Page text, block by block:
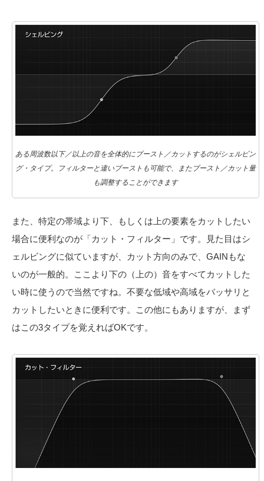
ある周波数以下／以上の音を全体的にブースト／カットするのがシェルビン
グ・タイプ。フィルターと違いブーストも可能で、またブースト／カット量
も調整することができます
また、特定の帯域より下、もしくは上の要素をカットしたい
場合に便利なのが「カット・フィルター」です。見た目はシ
ェルビングに似ていますが、カット方向のみで、GAINもな
いのが一般的。ここより下の（上の）音をすべてカットした
い時に使うので当然ですね。不要な低域や高域をバッサリと
カットしたいときに便利です。この他にもありますが、まず
はこの3タイプを覚えればOKです。